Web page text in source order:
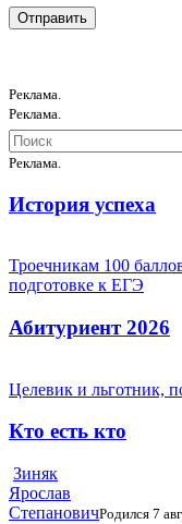
Реклама.
Реклама.
Реклама.
История успеха
Троечникам 100
подготовке к ЕГЭ
Абитуриент 2026
Целевик и льготник,
Кто есть кто
Зиняк
Ярослав
СтепановичРодился 7